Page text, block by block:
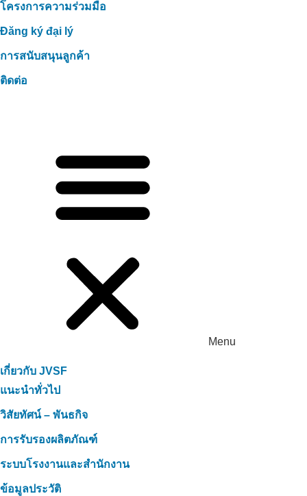
โครงการความร่วมมือ
Đăng ký đại lý
การสนับสนุนลูกค้า
ติดต่อ
Menu
เกี่ยวกับ JVSF
แนะนำทั่วไป
วิสัยทัศน์ – พันธกิจ
การรับรองผลิตภัณฑ์
ระบบโรงงานและสำนักงาน
ข้อมูลประวัติ